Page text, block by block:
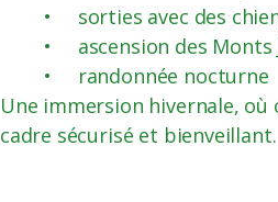
• sorties avec des
• ascension des Monts
• randonnée nocturne
Une immersion hivernale, où
cadre sécurisé et bienveillant.